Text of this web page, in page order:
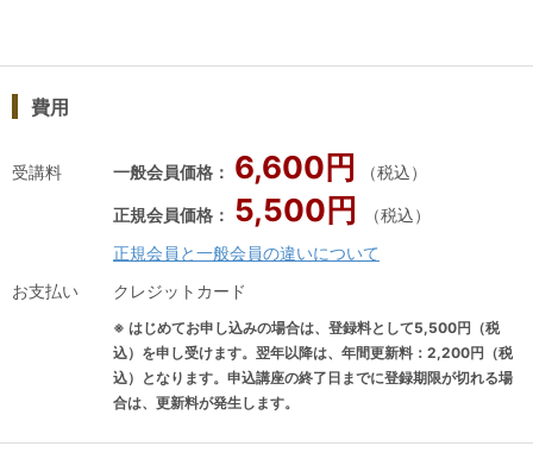
レンジ3位2024年 第4回ルイナール・
ソムリエ・チャレンジ3位入門者を楽
しませ、上級者をうならせる明快で密
度の高いレッスンには、グローバルに
学んだ本物の知識・技能がふんだんに
生かされている。かつては大手ワイン
専門輸入商社にてマーケティングを担
当し、世界中のワインに触れた。退社
後渡米し、カリフォルニアでのワイン
費用
受講料 一般会員価格： 6,600円 （税込）
正規会員価格： 5,500円
（税込）
正規会員と一般会員の違いについて
お支払い
クレジットカード
※ はじめてお申し込みの場合は、登録料として5,500円（税
込）を申し受けます。翌年以降は、年間更新料：2,200円（税
込）となります。申込講座の終了日までに登録期限が切れる場
合は、更新料が発生します。